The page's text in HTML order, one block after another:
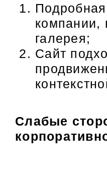
компании,
галерея;
Сайт
Слабые